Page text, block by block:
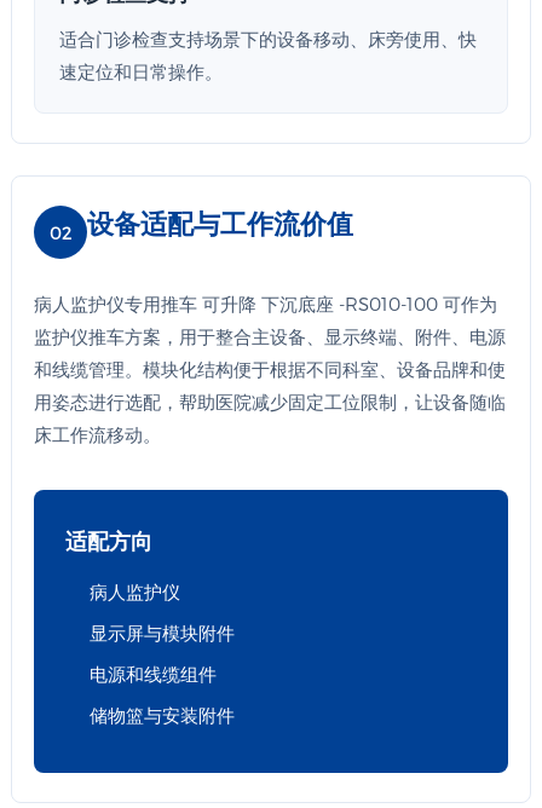
适合门诊检查支持场景下的设备移动、床旁使用、快
速定位和日常操作。
02 设备适配与工作流价值
病人监护仪专用推车 可升降 下沉底座 -RS010-100 可作为
监护仪推车方案，用于整合主设备、显示终端、附件、电源
和线缆管理。模块化结构便于根据不同科室、设备品牌和使
用姿态进行选配，帮助医院减少固定工位限制，让设备随临
床工作流移动。
适配方向
病人监护仪
显示屏与模块附件
电源和线缆组件
储物篮与安装附件